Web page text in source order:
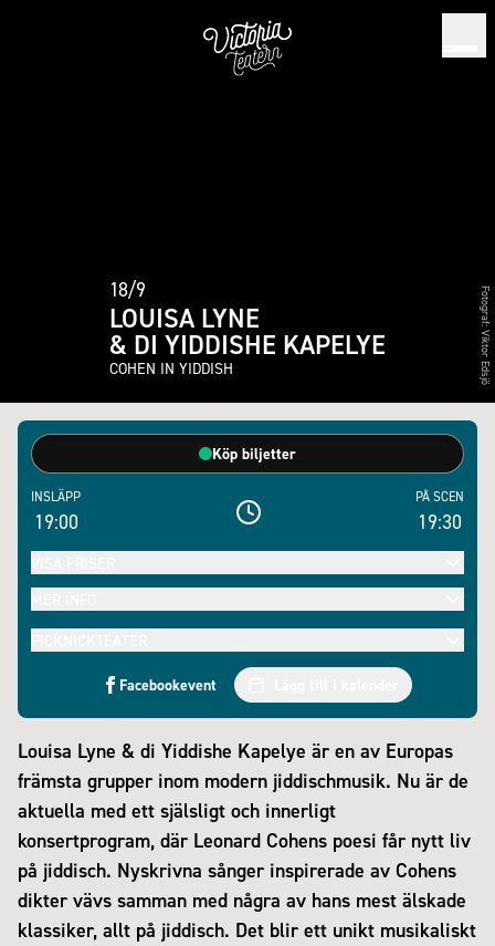
18/9
LOUISA LYNE
& DI YIDDISHE KAPELYE
COHEN IN YIDDISH
Fotograf:
Viktor Edsjö
Köp biljetter
INSLÄPP
19:00
PÅ SCEN
19:30
Facebookevent
Louisa Lyne & di Yiddishe Kapelye är en av Europas
främsta grupper inom modern jiddischmusik. Nu är de
aktuella med ett själsligt och innerligt
konsertprogram, där Leonard Cohens poesi får nytt liv
på jiddisch. Nyskrivna sånger inspirerade av Cohens
dikter vävs samman med några av hans mest älskade
klassiker, allt på jiddisch. Det blir ett unikt musikaliskt